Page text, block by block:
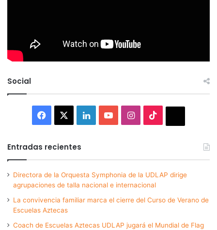
Social
Facebook LinkedInYouTubeInstagram
Entradas recientes
Directora de la Orquesta Symphonia de la UDLAP dirige
agrupaciones de talla nacional e internacional
La convivencia familiar marca el cierre del Curso de Verano de
Escuelas Aztecas
Coach de Escuelas Aztecas UDLAP jugará el Mundial de Flag